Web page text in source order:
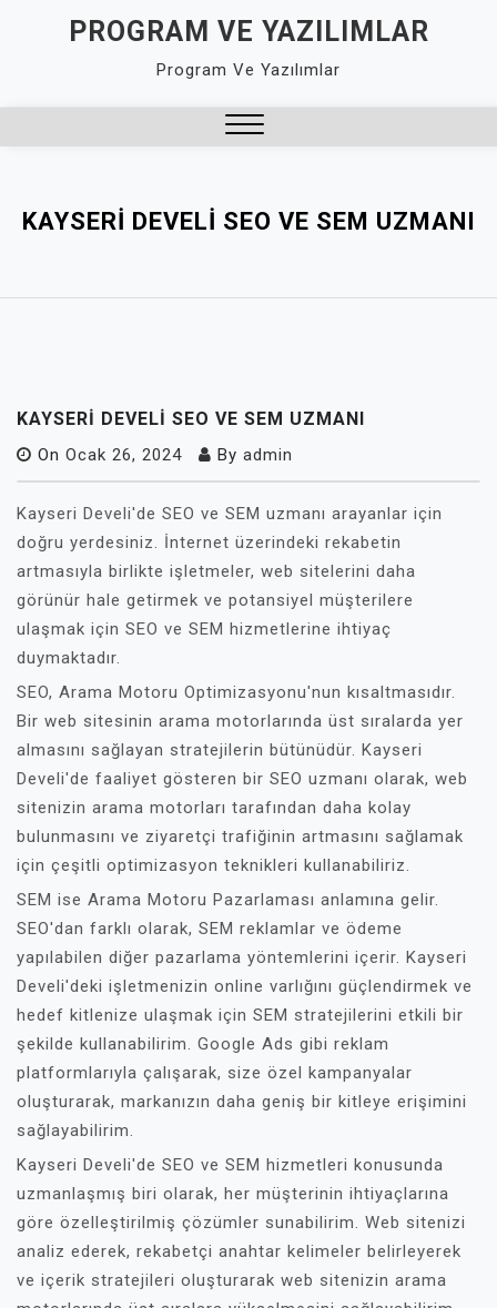
PROGRAM VE YAZILIMLAR
Program Ve Yazılımlar
KAYSERI DEVELI SEO VE SEM UZMANI
KAYSERI DEVELI SEO VE SEM UZMANI
On Ocak 26, 2024 By admin
Kayseri Develi'de SEO ve SEM uzmanı arayanlar için
doğru yerdesiniz. İnternet üzerindeki rekabetin
artmasıyla birlikte işletmeler, web sitelerini daha
görünür hale getirmek ve potansiyel müşterilere
ulaşmak için SEO ve SEM hizmetlerine ihtiyaç
duymaktadır.
SEO, Arama Motoru Optimizasyonu'nun kısaltmasıdır.
Bir web sitesinin arama motorlarında üst sıralarda yer
almasını sağlayan stratejilerin bütünüdür. Kayseri
Develi'de faaliyet gösteren bir SEO uzmanı olarak, web
sitenizin arama motorları tarafından daha kolay
bulunmasını ve ziyaretçi trafiğinin artmasını sağlamak
için çeşitli optimizasyon teknikleri kullanabiliriz.
SEM ise Arama Motoru Pazarlaması anlamına gelir.
SEO'dan farklı olarak, SEM reklamlar ve ödeme
yapılabilen diğer pazarlama yöntemlerini içerir. Kayseri
Develi'deki işletmenizin online varlığını güçlendirmek ve
hedef kitlenize ulaşmak için SEM stratejilerini etkili bir
şekilde kullanabilirim. Google Ads gibi reklam
platformlarıyla çalışarak, size özel kampanyalar
oluşturarak, markanızın daha geniş bir kitleye erişimini
sağlayabilirim.
Kayseri Develi'de SEO ve SEM hizmetleri konusunda
uzmanlaşmış biri olarak, her müşterinin ihtiyaçlarına
göre özelleştirilmiş çözümler sunabilirim. Web sitenizi
analiz ederek, rekabetçi anahtar kelimeler belirleyerek
ve içerik stratejileri oluşturarak web sitenizin arama